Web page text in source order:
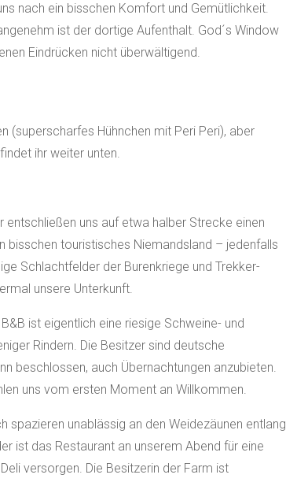
nach ein bisschen Komfort und Gemütlichkeit.
ist der dortige Aufenthalt. God´s Window
Eindrücken nicht überwältigend.
(superscharfes Hühnchen mit Peri Peri), aber
ihr weiter unten.
uns auf etwa halber Strecke einen
bisschen touristisches Niemandsland – jedenfalls
Schlachtfelder der Burenkriege und Trekker-
unsere Unterkunft.
ist eigentlich eine riesige Schweine- und
Rindern. Die Besitzer sind deutsche
beschlossen, auch Übernachtungen anzubieten.
uns vom ersten Moment an Willkommen.
spazieren unablässig an den Weidezäunen entlang
ist das Restaurant an unserem Abend für eine
versorgen. Die Besitzerin der Farm ist